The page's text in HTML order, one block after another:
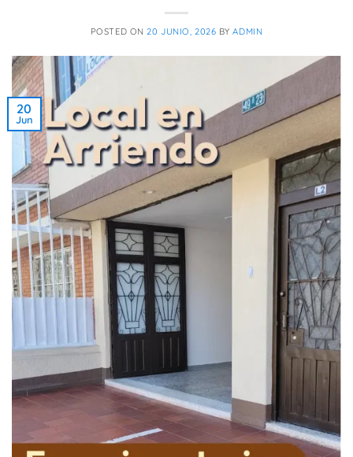
POSTED ON20 JUNIO, 2026 BYADMIN
20
Jun